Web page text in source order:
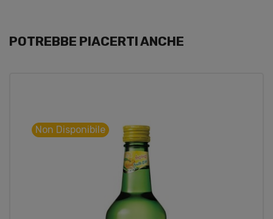
POTREBBE PIACERTI ANCHE
Non Disponibile